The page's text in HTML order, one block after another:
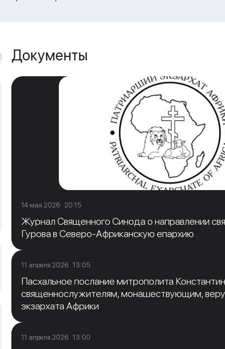
Документы
14 мая 2026 20:15
Журнал Священного Синода о направлении
Гурова в Северо-Африканскую епархию
11 апреля 2026 13:05
Пасхальное послание митрополита
священнослужителям, монашествующим,
экзархата Африки
11 апреля 2026 13:00